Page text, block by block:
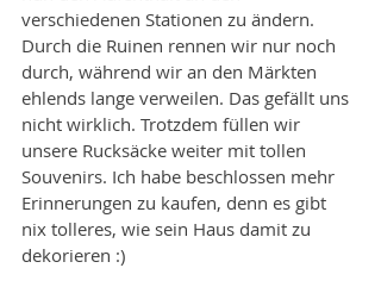
verschiedenen Stationen zu ändern.
Durch die Ruinen rennen wir nur noch
durch, während wir an den Märkten
ehlends lange verweilen. Das gefällt uns
nicht wirklich. Trotzdem füllen wir
unsere Rucksäcke weiter mit tollen
Souvenirs. Ich habe beschlossen mehr
Erinnerungen zu kaufen, denn es gibt
nix tolleres, wie sein Haus damit zu
dekorieren :)